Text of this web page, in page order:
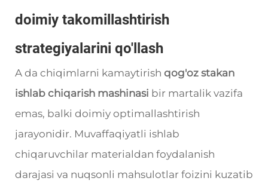
doimiy takomillashtirish
strategiyalarini qo'llash
A da chiqimlarni kamaytirish qog'oz stakan
ishlab chiqarish mashinasi bir martalik vazifa
emas, balki doimiy optimallashtirish
jarayonidir. Muvaffaqiyatli ishlab
chiqaruvchilar materialdan foydalanish
darajasi va nuqsonli mahsulotlar foizini kuzatib